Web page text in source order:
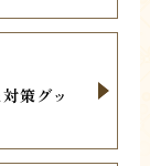
策グッ